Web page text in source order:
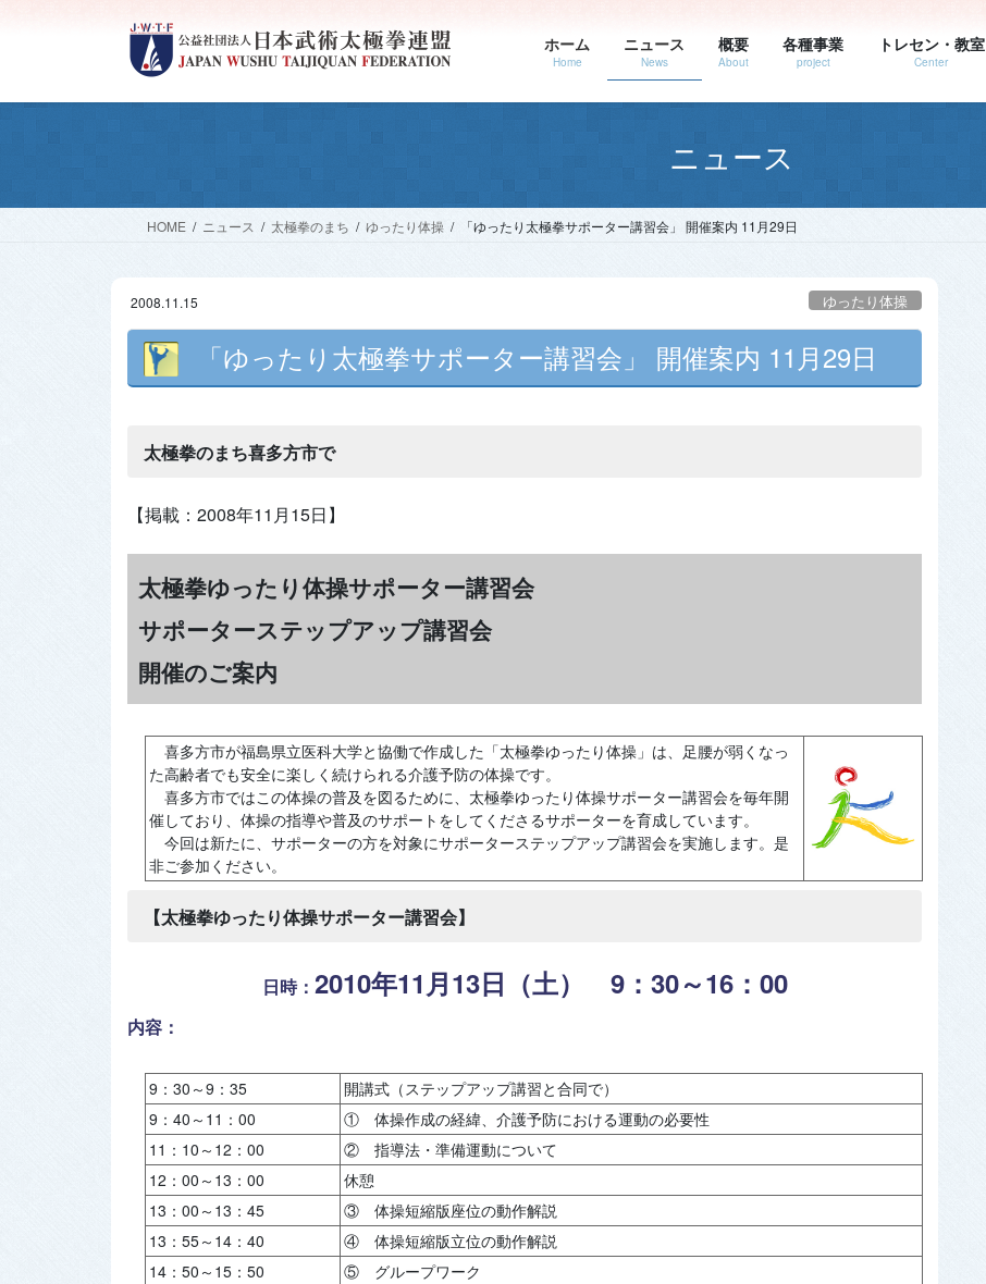
ホーム
Home
ニュース
News
概要
About
各種事業
project
トレセン・教室
Center
ニュース
HOME ニュース 太極拳のまち ゆったり体操 「ゆったり太極拳サポーター講習会」 開催案内 11月29日
2008.11.15 ゆったり体操
「ゆったり太極拳サポーター講習会」 開催案内 11月29日
太極拳のまち喜多方市で
【掲載：2008年11月15日】
太極拳ゆったり体操サポーター講習会
サポーターステップアップ講習会
開催のご案内
喜多方市が福島県立医科大学と協働で作成した「太極拳ゆったり体操」は、足腰が弱くなっ
た高齢者でも安全に楽しく続けられる介護予防の体操です。
喜多方市ではこの体操の普及を図るために、太極拳ゆったり体操サポーター講習会を毎年開
催しており、体操の指導や普及のサポートをしてくださるサポーターを育成しています。
今回は新たに、サポーターの方を対象にサポーターステップアップ講習会を実施します。是
非ご参加ください。
【太極拳ゆったり体操サポーター講習会】
日時： 2010年11月13日（土） 9：30～16：00
内容：
9：30～9：35
開講式（ステップアップ講習と合同で）
9：40～11：00
① 体操作成の経緯、介護予防における運動の必要性
11：10～12：00
② 指導法・準備運動について
12：00～13：00
休憩
13：00～13：45
③ 体操短縮版座位の動作解説
13：55～14：40
④ 体操短縮版立位の動作解説
14：50～15：50
⑤ グループワーク